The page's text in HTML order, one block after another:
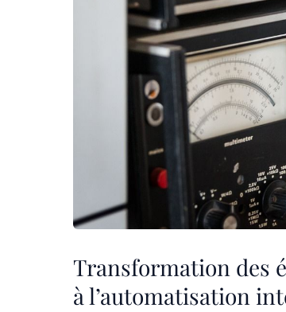
Transformation des
à l’automatisation